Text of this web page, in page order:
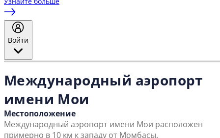
Войти
Международный аэропорт
имени Мои
Местоположение
Международный аэропорт имени Мои расположен
примерно в 10 км к западу от Момбасы.